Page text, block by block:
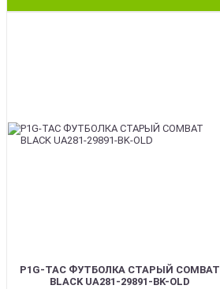
P1G-TAC ФУТБОЛКА СТАРЫЙ COMBAT
BLACK UA281-29891-BK-OLD